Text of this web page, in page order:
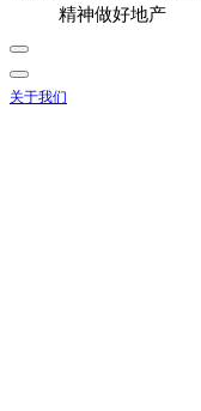
精神做好地产
关于我们